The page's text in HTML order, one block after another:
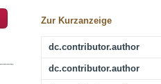
Zur Kurzanzeige
dc.contributor.author
dc.contributor.author